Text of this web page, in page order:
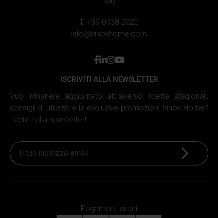
T. +39 0438 2020
info@irinoxhome.com
facebook
linkedin
instagram
youtube
ISCRIVITI ALLA NEWSLETTER
Vuoi rimanere aggiornato attraverso ricette stagionali,
consigli di utilizzo e le esclusive promozioni Irinox Home?
Iscriviti alla newsletter!
Iscriviti
Pagamenti sicuri